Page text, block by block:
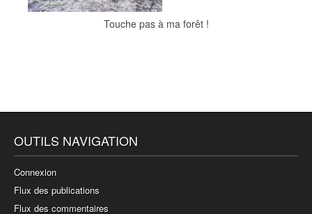
Touche pas à ma forêt !
OUTILS NAVIGATION
Connexion
Flux des publications
Flux des commentaires